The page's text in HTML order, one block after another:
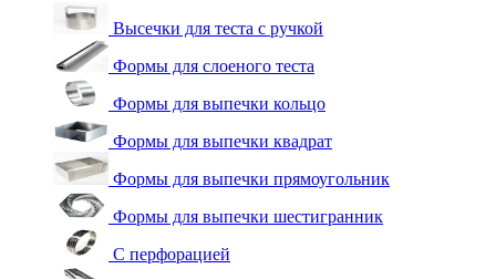
Высечки для теста с ручкой
Формы для слоеного теста
Формы для выпечки кольцо
Формы для выпечки квадрат
Формы для выпечки прямоугольник
Формы для выпечки шестигранник
С перфорацией